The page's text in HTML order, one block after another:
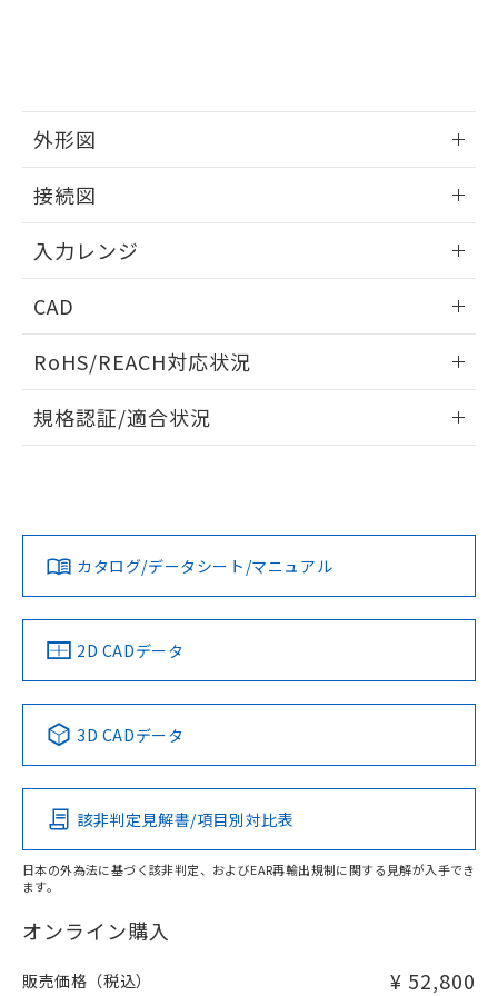
外形図
接続図
入力レンジ
CAD
ドすることができます。
ログイン/会員登録
ダウンロードデータをご利用いただく前に、以下を必ずお読
みください。
ソフトウェアの使用条件
RoHS/REACH対応状況
EU RoHS 注意事項・凡例
対応済み
中国 RoHS 注意事項・凡例
Pb Hg Cd Cr(VI)
O
在庫等で未対応品が混在する可能性があります。
問い合わせください。
規格認証/適合状況
LR型式承認
（イギリス
船舶規格）
DNV型式承認
（ノルウェー
BV型式承認
（フランス
KR型式
（韓国
Yes No No No
この製品の規格認証/適合状況ページへ
その他の認証はこちらのページからご検索ください
カタログ/データシート/マニュアル
2D CADデータ
3D CADデータ
該非判定見解書/項目別対比表
日本の外為法に基づく該非判定、およびEAR再輸出規制に関する見解が入手でき
ます。
オンライン購入
販売価格（税込） ¥ 52,800